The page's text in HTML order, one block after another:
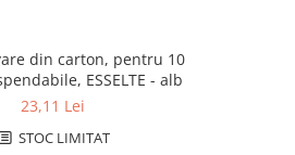
din carton, pentru 10
ESSELTE - alb
23,11 Lei
STOC LIMITAT